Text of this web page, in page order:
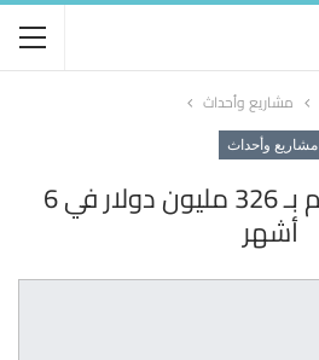
مشاريع وأحداث
مشاريع وأحداث
تركيا تصدر طماطم بـ 326 مليون دولار في 6
أشهر